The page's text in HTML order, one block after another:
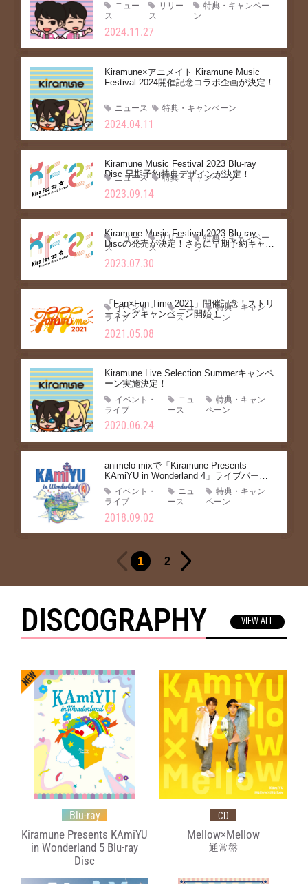
2024.11.27
ニュー
ス
リリー
ス
特典・キャンペー
ン
2024.04.11
Kiramune×アニメイト Kiramune Music
Festival 2024開催記念コラボ企画が決定！
ニュース 特典・キャンペーン
2023.09.14
Kiramune Music Festival 2023 Blu-ray
Disc 早期予約特典デザインが決定！
ニュース 特典・キャンペーン
2023.07.30
Kiramune Music Festival 2023 Blu-ray
Discの発売が決定！さらに早期予約キャン
ペーン実施も決定！
ニュー
ス
リリー
ス
特典・キャンペー
ン
2021.05.08
「Fan×Fun Time 2021」開催記念！ストリ
ーミングキャンペーン開始！
イベント・
ライブ
ニュ
ース
特典・キャン
ペーン
2020.06.24
Kiramune Live Selection Summerキャンペ
ーン実施決定！
イベント・
ライブ
ニュ
ース
特典・キャン
ペーン
2018.09.02
animelo mixで「Kiramune Presents
KAmiYU in Wonderland 4」ライブパート
セットリスト掲載＆プレゼントキャンペー
ン実施！
イベント・
ライブ
ニュ
ース
特典・キャン
ペーン
1 2
DISCOGRAPHY VIEW ALL
Blu-ray
Kiramune Presents KAmiYU
in Wonderland 5 Blu-ray
Disc
CD
Mellow×Mellow
通常盤